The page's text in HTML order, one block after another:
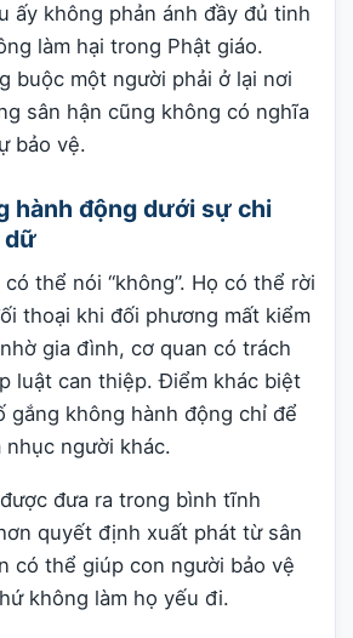
ấy không phản ánh đầy đủ tinh
làm hại trong Phật giáo.
buộc một người phải ở lại nơi
sân hận cũng không có nghĩa
bảo vệ.
hành động dưới sự chi
dữ
thể nói “không”. Họ có thể rời
thoại khi đối phương mất kiểm
gia đình, cơ quan có trách
luật can thiệp. Điểm khác biệt
gắng không hành động chỉ để
người khác.
đưa ra trong bình tĩnh
quyết định xuất phát từ sân
có thể giúp con người bảo vệ
không làm họ yếu đi.